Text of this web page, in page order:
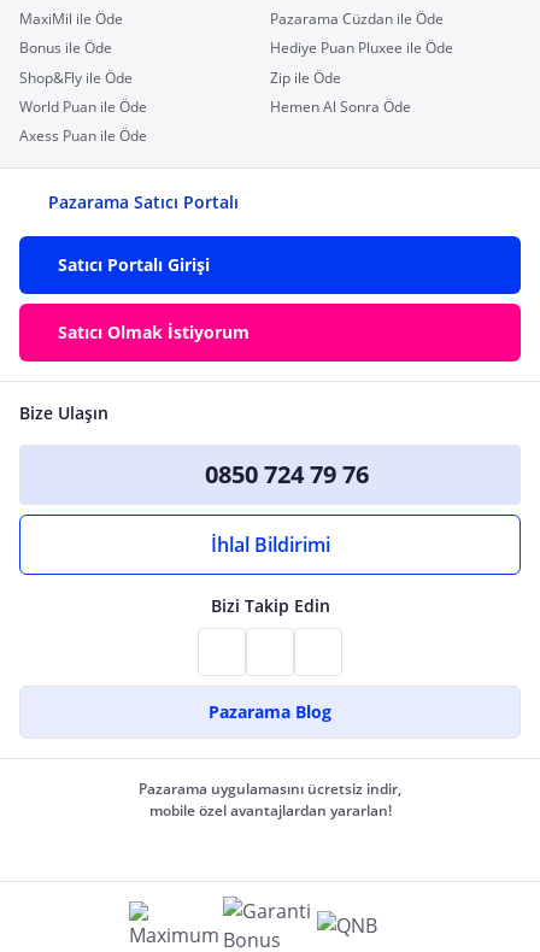
MaxiMil ile Öde
Pazarama Cüzdan ile Öde
Bonus ile Öde
Hediye Puan Pluxee ile Öde
Shop&Fly ile Öde
Zip ile Öde
World Puan ile Öde
Hemen Al Sonra Öde
Axess Puan ile Öde
Pazarama Satıcı Portalı
Satıcı Portalı Girişi
Satıcı Olmak İstiyorum
Bize Ulaşın
0850 724 79 76
İhlal Bildirimi
Bizi Takip Edin
Pazarama Blog
Pazarama uygulamasını ücretsiz indir,
mobile özel avantajlardan yararlan!